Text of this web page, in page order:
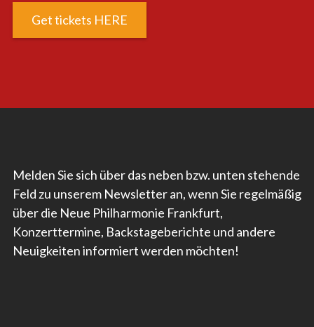
Get tickets HERE
Melden Sie sich über das neben bzw. unten stehende
Feld zu unserem Newsletter an, wenn Sie regelmäßig
über die Neue Philharmonie Frankfurt,
Konzerttermine, Backstageberichte und andere
Neuigkeiten informiert werden möchten!